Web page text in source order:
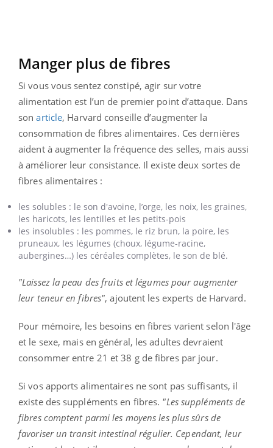
Manger plus de fibres
Si vous vous sentez constipé, agir sur votre
alimentation est l’un de premier point d’attaque. Dans
sonarticle, Harvard conseille d’augmenter la
consommation de fibres alimentaires. Ces dernières
aident à augmenter la fréquence des selles, mais aussi
à améliorer leur consistance. Il existe deux sortes de
fibres alimentaires :
les solubles : le son d'avoine, l’orge, les noix, les graines,
les haricots, les lentilles et les petits-pois
les insolubles : les pommes, le riz brun, la poire, les
pruneaux, les légumes (choux, légume-racine,
aubergines…) les céréales complètes, le son de blé.
"Laissez la peau des fruits et légumes pour augmenter
leur teneur en fibres", ajoutent les experts de Harvard.
Pour mémoire, les besoins en fibres varient selon l'âge
et le sexe, mais en général, les adultes devraient
consommer entre 21 et 38 g de fibres par jour.
Si vos apports alimentaires ne sont pas suffisants, il
existe des suppléments en fibres. "Les suppléments de
fibres comptent parmi les moyens les plus sûrs de
favoriser un transit intestinal régulier. Cependant, leur